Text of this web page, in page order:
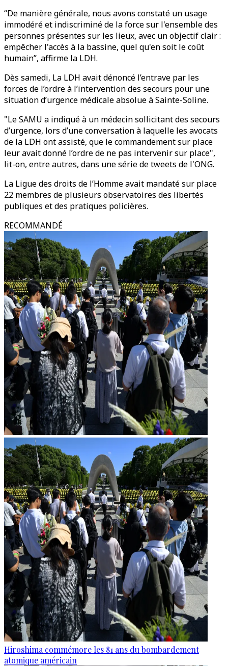
“De manière générale, nous avons constaté un usage
immodéré et indiscriminé de la force sur l'ensemble des
personnes présentes sur les lieux, avec un objectif clair :
empêcher l'accès à la bassine, quel qu'en soit le coût
humain”, affirme la LDH.
Dès samedi, La LDH avait dénoncé l’entrave par les
forces de l’ordre à l’intervention des secours pour une
situation d’urgence médicale absolue à Sainte-Soline.
"Le SAMU a indiqué à un médecin sollicitant des secours
d’urgence, lors d’une conversation à laquelle les avocats
de la LDH ont assisté, que le commandement sur place
leur avait donné l’ordre de ne pas intervenir sur place",
lit-on, entre autres, dans une série de tweets de l'ONG.
La Ligue des droits de l’Homme avait mandaté sur place
22 membres de plusieurs observatoires des libertés
publiques et des pratiques policières.
RECOMMANDÉ
Hiroshima commémore les 81 ans du bombardement
atomique américain